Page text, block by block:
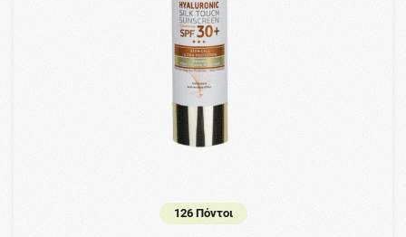
126 Πόντοι